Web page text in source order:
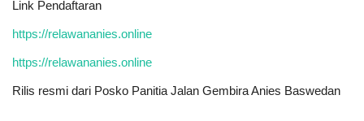
Link Pendaftaran
https://relawananies.online
https://relawananies.online
Rilis resmi dari Posko Panitia Jalan Gembira Anies Baswedan